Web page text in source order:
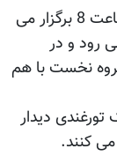
اما در روز جمعه 3 جوزا: در بازی صبح که ساعت 8 برگزار می
رود و در
گروه نخست با هم
دیدار
می کنند.